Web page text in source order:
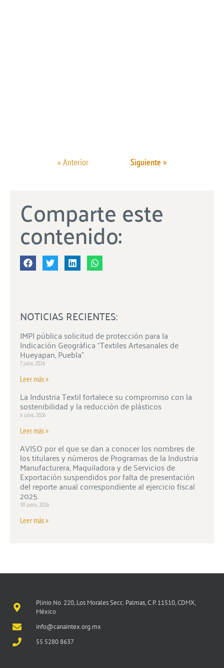
« Anterior Siguiente »
Comparte este
contenido:
NOTICIAS RECIENTES:
IMPI pública solicitud de protección para la
Indicación Geográfica “Textiles Artesanales de
Hueyapan, Puebla”
7 julio, 2026
Leer más »
La Industria Textil fortalece su compromiso con la
sostenibilidad y la reducción de plásticos
6 julio, 2026
Leer más »
AVISO por el que se dan a conocer los nombres de
los titulares y números de Programas de la Industria
Manufacturera, Maquiladora y de Servicios de
Exportación suspendidos por falta de presentación
del reporte anual correspondiente al ejercicio fiscal
2025.
30 junio, 2026
Leer más »
Plinio No. 220, Los Morales Secc. Palmas, C.P. 11510, CDMX,
México
info@canaintex.org.mx
55 5280 8637